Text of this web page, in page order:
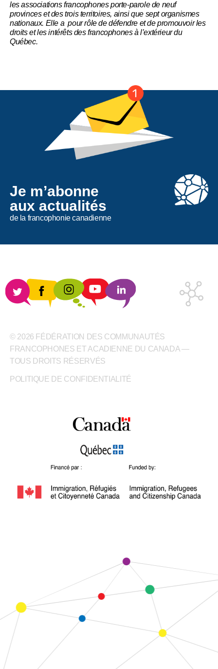
les associations francophones porte-parole de neuf
provinces et des trois territoires, ainsi que sept organismes
nationaux. Elle a pour rôle de défendre et de promouvoir les
droits et les intérêts des francophones à l’extérieur du
Québec.
Je m’abonne
aux actualités
de la francophonie canadienne
© 2026 FÉDÉRATION DES COMMUNAUTÉS
FRANCOPHONES ET ACADIENNE DU CANADA —
TOUS DROITS RÉSERVÉS
POLITIQUE DE CONFIDENTIALITÉ